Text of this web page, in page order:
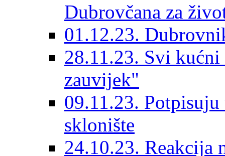
Dubrovčana za
01.12.23.
28.11.23. Svi
zauvijek"
09.11.23. Potpisuju
sklonište
24.10.23. Reakcija